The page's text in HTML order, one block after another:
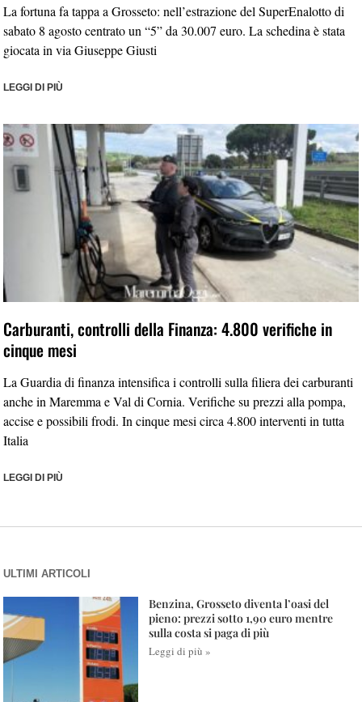
La fortuna fa tappa a Grosseto: nell’estrazione del SuperEnalotto di
sabato 8 agosto centrato un “5” da 30.007 euro. La schedina è stata
giocata in via Giuseppe Giusti
LEGGI DI PIÙ
Carburanti, controlli della Finanza: 4.800 verifiche in
cinque mesi
La Guardia di finanza intensifica i controlli sulla filiera dei carburanti
anche in Maremma e Val di Cornia. Verifiche su prezzi alla pompa,
accise e possibili frodi. In cinque mesi circa 4.800 interventi in tutta
Italia
LEGGI DI PIÙ
ULTIMI ARTICOLI
Benzina, Grosseto diventa l’oasi del
pieno: prezzi sotto 1,90 euro mentre
sulla costa si paga di più
Leggi di più »